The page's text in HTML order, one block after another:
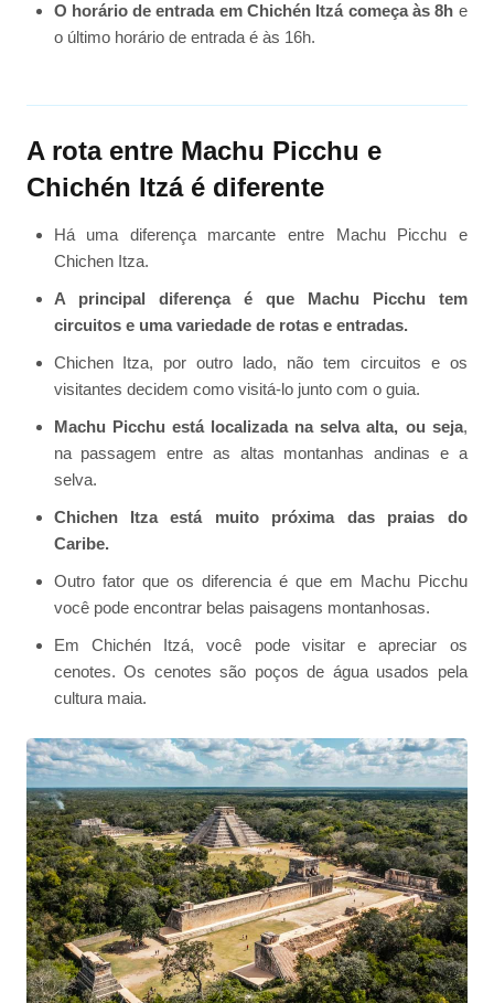
O horário de entrada em Chichén Itzá começa às 8h e
o último horário de entrada é às 16h.
A rota entre Machu Picchu e
Chichén Itzá é diferente
Há uma diferença marcante entre Machu Picchu e
Chichen Itza.
A principal diferença é que Machu Picchu tem
circuitos e uma variedade de rotas e entradas.
Chichen Itza, por outro lado, não tem circuitos e os
visitantes decidem como visitá-lo junto com o guia.
Machu Picchu está localizada na selva alta, ou seja,
na passagem entre as altas montanhas andinas e a
selva.
Chichen Itza está muito próxima das praias do
Caribe.
Outro fator que os diferencia é que em Machu Picchu
você pode encontrar belas paisagens montanhosas.
Em Chichén Itzá, você pode visitar e apreciar os
cenotes. Os cenotes são poços de água usados pela
cultura maia.